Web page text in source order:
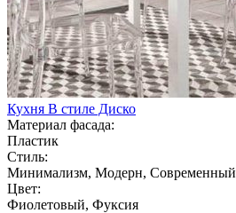
Кухня В стиле Диско
Материал фасада:
Пластик
Стиль:
Минимализм, Модерн, Современный
Цвет:
Фиолетовый, Фуксия